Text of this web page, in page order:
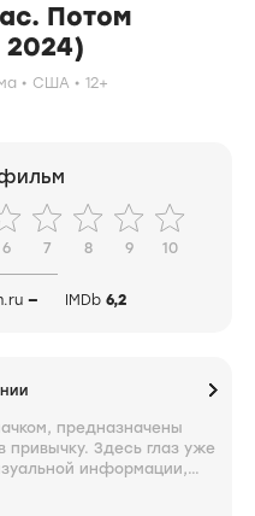
Потом
США 12+
6 7 8 9 10
— IMDb 6,2
предназначены
привычку. Здесь глаз уже
информации,
на экране,